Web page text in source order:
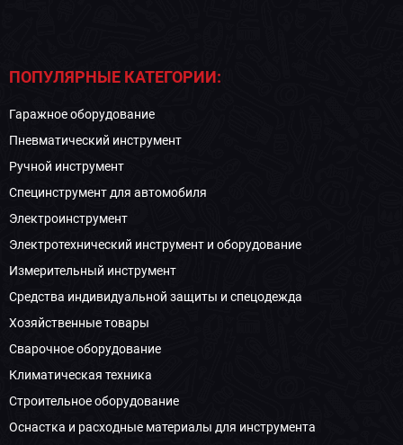
ПОПУЛЯРНЫЕ КАТЕГОРИИ:
Гаражное оборудование
Пневматический инструмент
Ручной инструмент
Специнструмент для автомобиля
Электроинструмент
Электротехнический инструмент и оборудование
Измерительный инструмент
Средства индивидуальной защиты и спецодежда
Хозяйственные товары
Сварочное оборудование
Климатическая техника
Строительное оборудование
Оснастка и расходные материалы для инструмента